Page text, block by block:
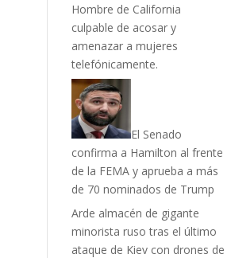
Hombre de California
culpable de acosar y
amenazar a mujeres
telefónicamente.
El Senado
confirma a Hamilton al frente
de la FEMA y aprueba a más
de 70 nominados de Trump
Arde almacén de gigante
minorista ruso tras el último
ataque de Kiev con drones de